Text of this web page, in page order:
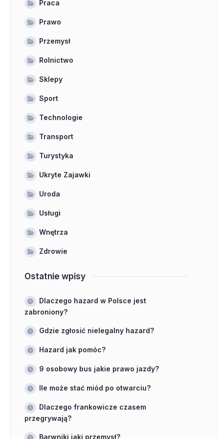
Praca
Prawo
Przemysł
Rolnictwo
Sklepy
Sport
Technologie
Transport
Turystyka
Ukryte Zajawki
Uroda
Usługi
Wnętrza
Zdrowie
Ostatnie wpisy
Dlaczego hazard w Polsce jest
zabroniony?
Gdzie zgłosić nielegalny hazard?
Hazard jak pomóc?
9 osobowy bus jakie prawo jazdy?
Ile może stać miód po otwarciu?
Dlaczego frankowicze czasem
przegrywają?
Barwniki jaki przemysł?